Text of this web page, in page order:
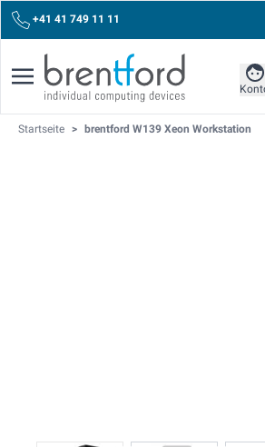
+41 41 749 11 11
Startseite > brentford W139 Xeon Workstation